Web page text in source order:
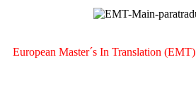
European Master´s In Translation (EMT)